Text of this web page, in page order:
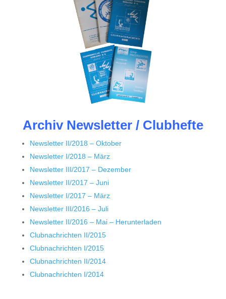
Archiv Newsletter / Clubhefte
Newsletter II/2018 – Oktober
Newsletter I/2018 – März
Newsletter III/2017 – Dezember
Newsletter II/2017 – Juni
Newsletter I/2017 – März
Newsletter III/2016 – Juli
Newsletter II/2016 – Mai – Herunterladen
Clubnachrichten II/2015
Clubnachrichten I/2015
Clubnachrichten II/2014
Clubnachrichten I/2014